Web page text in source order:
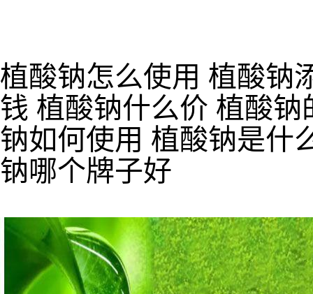
植酸钠怎么使用 植酸钠
钱 植酸钠什么价 植酸
钠如何使用 植酸钠是什
钠哪个牌子好